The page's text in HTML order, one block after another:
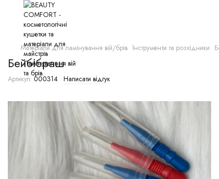
Матеріали для ламінування вій/брів Інструменти та розхідники
Бейбібраш
Артикул: 000314 Написати відгук